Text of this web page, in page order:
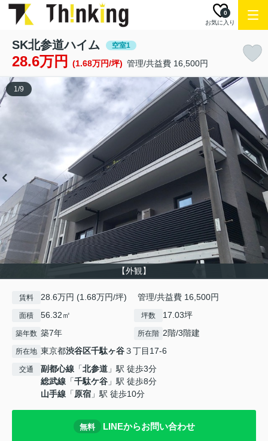
お気に入り
0
SK北参道ハイム 空室1
28.6万円 (1.68万円/坪) 管理/共益費 16,500円
【外観】
1/9
賃料 28.6万円 (1.68万円/坪) 管理/共益費 16,500円
面積 56.32㎡ 坪数 17.03坪
築年数 築7年 所在階 2階/3階建
所在地 東京都渋谷区千駄ヶ谷３丁目17-6
交通 副都心線 「北参道 」駅 徒歩3分
総武線 「千駄ケ谷 」駅 徒歩8分
山手線 「原宿 」駅 徒歩10分
無料 LINEからお問い合わせ